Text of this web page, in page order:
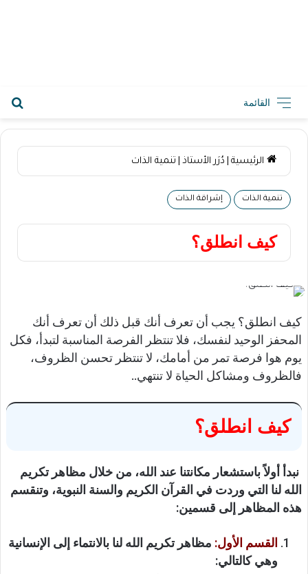
القائمة
الرئيسية دُرَر الأستاذ تنمية الذات
تنمية الذات إشراقة الذات
كيف انطلق؟
كيف انطلق؟ يجب أن تعرف أنك قبل ذلك أن تعرف أنك
المحفز الوحيد لنفسك، فلا تنتظر الفرصة المناسبة لتبدأ، فكل
يوم هوا فرصة تمر من أمامك، لا تنتظر تحسن الظروف،
فالظروف ومشاكل الحياة لا تنتهي..
كيف انطلق؟
نبدأ أولاً باستشعار مكانتنا عند الله، من خلال مظاهر تكريم
الله لنا التي وردت في القرآن الكريم والسنة النبوية، وتنقسم
هذه المظاهر إلى قسمين:
القسم الأول: مظاهر تكريم الله لنا بالانتماء إلى الإنسانية
وهي كالتالي: